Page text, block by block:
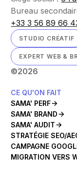
Bureau
+33 3 56 89 66
STUDIO CRÉATIF
EXPERT WEB &
©2026
CE QU'ON FAIT
SAMA' PERF
SAMA' BRAND
SAMA' AUDIT
STRATÉGIE SEO/
CAMPAGNE
MIGRATION VERS